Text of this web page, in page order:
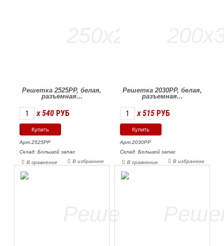
Решетка 2525РР, белая,
разъемная...
X 540 РУБ
Арт.2525РР
Склад: Большой запас
В избранное
В сравнение
Решетка 2030РР, белая,
разъемная...
X 515 РУБ
Арт.2030РР
Склад: Большой запас
В избранное
В сравнение